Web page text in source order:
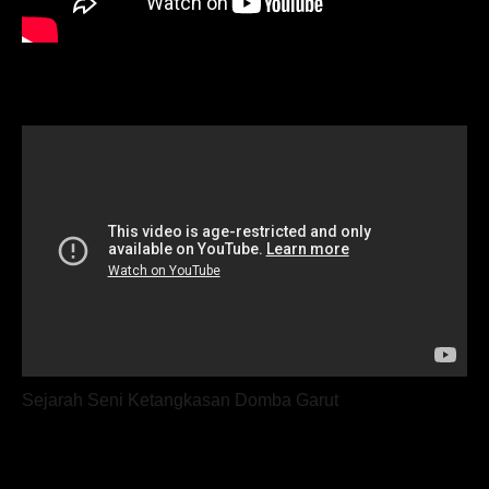
Sejarah Seni Ketangkasan Domba Garut